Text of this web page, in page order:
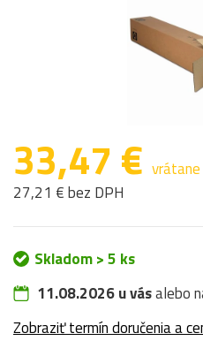
33,47 €
27,21 € bez DPH
Skladom > 5 ks
11.08.2026 u vásalebo
Zobraziť termín doručenia a